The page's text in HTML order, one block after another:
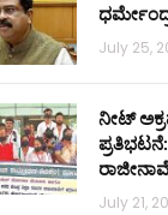
July 25,
ನೀಟ್
July 21,